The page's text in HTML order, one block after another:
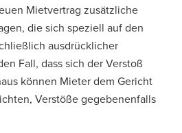
Mietvertrag zusätzliche
die sich speziell auf den
ausdrücklicher
Fall, dass sich der Verstoß
können Mieter dem Gericht
Verstöße gegebenenfalls